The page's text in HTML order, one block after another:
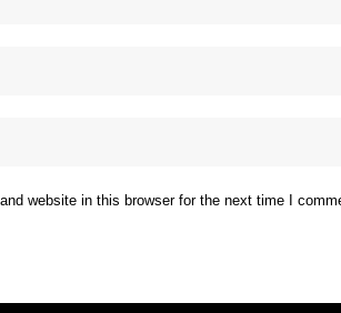
website in this browser for the next time I